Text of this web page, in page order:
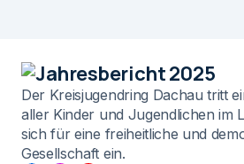
Der Kreisjugendring Dachau tritt
aller Kinder und Jugendlichen im
sich für eine freiheitliche und
Gesellschaft ein.